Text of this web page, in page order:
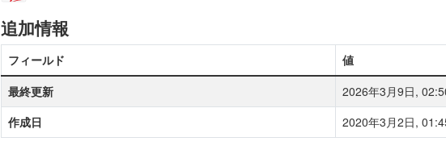
追加情報
フィールド
値
最終更新
2026年3月9日,
作成日
2020年3月2日,